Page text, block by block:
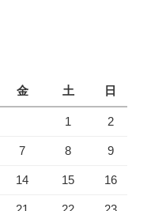
金 土 日
1 2
7 8 9
14 15 16